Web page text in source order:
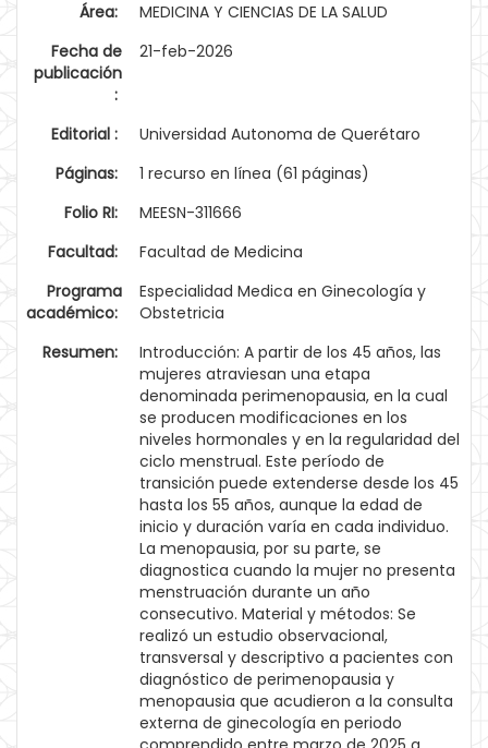
Área:
MEDICINA Y CIENCIAS DE LA SALUD
Fecha de
publicación
:
21-feb-2026
Editorial :
Universidad Autonoma de Querétaro
Páginas:
1 recurso en línea (61 páginas)
Folio RI:
MEESN-311666
Facultad:
Facultad de Medicina
Programa
académico:
Especialidad Medica en Ginecología y
Obstetricia
Resumen:
Introducción: A partir de los 45 años, las
mujeres atraviesan una etapa
denominada perimenopausia, en la cual
se producen modificaciones en los
niveles hormonales y en la regularidad del
ciclo menstrual. Este período de
transición puede extenderse desde los 45
hasta los 55 años, aunque la edad de
inicio y duración varía en cada individuo.
La menopausia, por su parte, se
diagnostica cuando la mujer no presenta
menstruación durante un año
consecutivo. Material y métodos: Se
realizó un estudio observacional,
transversal y descriptivo a pacientes con
diagnóstico de perimenopausia y
menopausia que acudieron a la consulta
externa de ginecología en periodo